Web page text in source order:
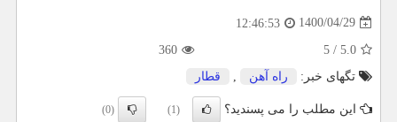
1400/04/29
12:46:53
5.0
/
5
360
تگهای خبر:
راه آهن قطار
این مطلب را می پسندید؟ (1)
(0)